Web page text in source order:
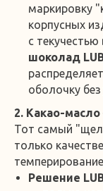
маркировку
корпусных
с
шоколад
оболочку
2. Какао-
Тот самый
только
Решение